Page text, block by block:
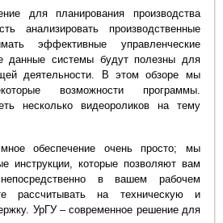
для планирования производства
анализировать производственные
эффективные управленческие
данные системы будут полезны для
деятельности. В этом обзоре мы
возможности программы.
несколько видеороликов на тему
обеспечение очень просто; мы
инструкции, которые позволяют вам
в вашем рабочем
рассчитывать на техническую и
УрГУ – современное решение для